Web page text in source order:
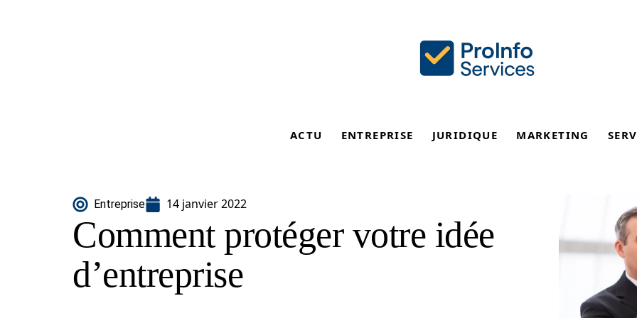
ACTU ENTREPRISE JURIDIQUE MARKETING
Entreprise 14 janvier 2022
Comment protéger votre idée
d’entreprise